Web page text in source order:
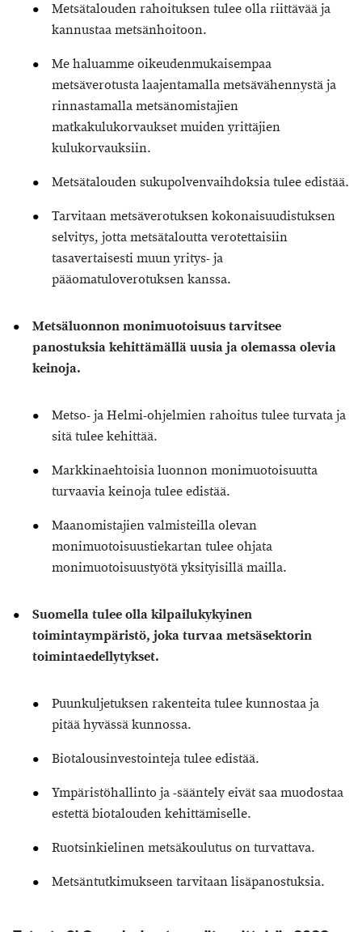
Metsätalouden rahoituksen tulee olla riittävää ja
kannustaa metsänhoitoon.
Me haluamme oikeudenmukaisempaa
metsäverotusta laajentamalla metsävähennystä ja
rinnastamalla metsänomistajien
matkakulukorvaukset muiden yrittäjien
kulukorvauksiin.
Metsätalouden sukupolvenvaihdoksia tulee edistää.
Tarvitaan metsäverotuksen kokonaisuudistuksen
selvitys, jotta metsätaloutta verotettaisiin
tasavertaisesti muun yritys- ja
pääomatuloverotuksen kanssa.
Metsäluonnon monimuotoisuus tarvitsee
panostuksia kehittämällä uusia ja olemassa olevia
keinoja.
Metso- ja Helmi-ohjelmien rahoitus tulee turvata ja
sitä tulee kehittää.
Markkinaehtoisia luonnon monimuotoisuutta
turvaavia keinoja tulee edistää.
Maanomistajien valmisteilla olevan
monimuotoisuustiekartan tulee ohjata
monimuotoisuustyötä yksityisillä mailla.
Suomella tulee olla kilpailukykyinen
toimintaympäristö, joka turvaa metsäsektorin
toimintaedellytykset.
Puunkuljetuksen rakenteita tulee kunnostaa ja
pitää hyvässä kunnossa.
Biotalousinvestointeja tulee edistää.
Ympäristöhallinto ja -sääntely eivät saa muodostaa
estettä biotalouden kehittämiselle.
Ruotsinkielinen metsäkoulutus on turvattava.
Metsäntutkimukseen tarvitaan lisäpanostuksia.